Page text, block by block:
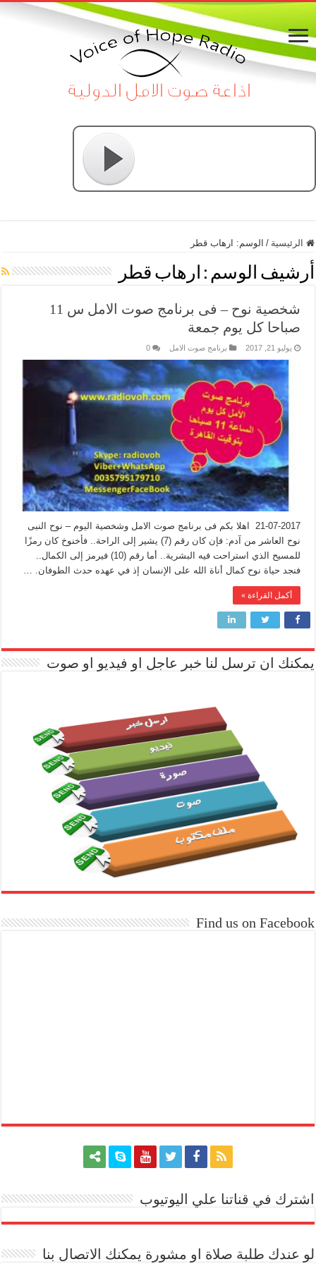
الرئيسية / الوسم: ارهاب قطر
أرشيف الوسم : ارهاب قطر
شخصية نوح – فى برنامج صوت الامل س 11
صباحا كل يوم جمعة
يوليو 21, 2017 برنامج صوت الامل 0
21-07-2017 اهلا بكم فى برنامج صوت الامل وشخصية اليوم – نوح النبى
نوح العاشر من آدم: فإن كان رقم (7) يشير إلى الراحة.. فأخنوخ كان رمزًا
للمسيح الذي استراحت فيه البشرية.. أما رقم (10) فيرمز إلى الكمال..
فنجد حياة نوح كمال أناة الله على الإنسان إذ في عهده حدث الطوفان. …
أكمل القراءة »
يمكنك ان ترسل لنا خبر عاجل او فيديو او صوت
Find us on Facebook
اشترك في قناتنا علي اليوتيوب
لو عندك طلبة صلاة او مشورة يمكنك الاتصال بنا